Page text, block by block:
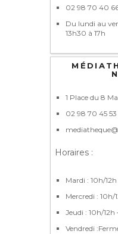
02 98 70 40
Du lundi au
13h30 à 17h
1 Place du 8
02 98 70 45 53
Horaires :
Mardi : 10h/12h
Mercredi : 10h/
Jeudi : 10h/12h
Vendredi